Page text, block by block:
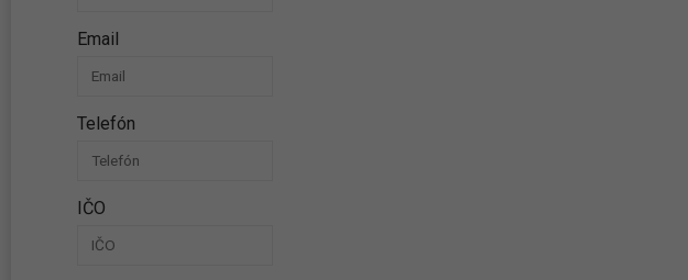
Email
Telefón
IČO